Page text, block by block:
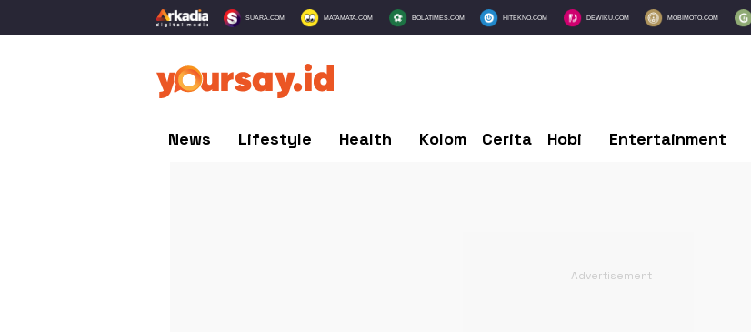
SUARA.COM MATAMATA.COM BOLATIMES.COM HITEKNO.COM DEWIKU.COM MOBIMOTO.COM
News Lifestyle Health Kolom Cerita Hobi Entertainment